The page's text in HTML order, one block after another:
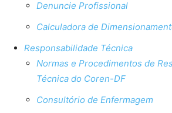
Denuncie Profissional
Calculadora de
Responsabilidade Técnica
Normas e Procedimentos de
Técnica do Coren-DF
Consultório de Enfermagem